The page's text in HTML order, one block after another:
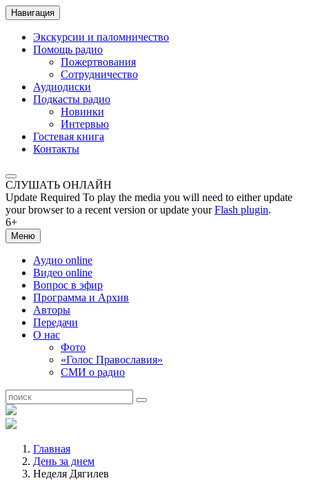
Навигация
Экскурсии и паломничество
Помощь радио
Пожертвования
Сотрудничество
Аудиодиски
Подкасты радио
Новинки
Интервью
Гостевая книга
Контакты
СЛУШАТЬ ОНЛАЙН
Update Required To play the media you will need to either update
your browser to a recent version or update yourFlash plugin.
6+
Меню
Аудио online
Видео online
Вопрос в эфир
Программа и Архив
Авторы
Передачи
О нас
Фото
«Голос Православия»
СМИ о радио
Главная
День за днем
Неделя Дягилев